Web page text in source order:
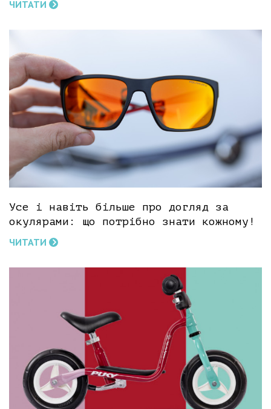
ЧИТАТИ
Усе і навіть більше про догляд за
окулярами: що потрібно знати кожному!
ЧИТАТИ